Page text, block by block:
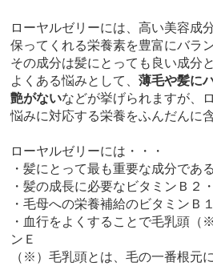
ローヤルゼリーには、高い美容成
保ってくれる栄養素を豊富にバラ
その成分は髪にとっても良い成分
よくある悩みとして、薄毛や髪に
艶がないなどが挙げられますが、
悩みに対応する栄養をふんだんに
ローヤルゼリーには・・・
・髪にとって最も重要な成分であ
・髪の成長に必要なビタミンＢ２
・毛母への栄養補給のビタミンＢ１
・血行をよくすることで毛乳頭（
ンＥ
（※）毛乳頭とは、毛の一番根元